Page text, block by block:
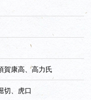
賀康高、高力氏
切、虎口